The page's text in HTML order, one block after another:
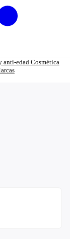
anti-edad Cosmética